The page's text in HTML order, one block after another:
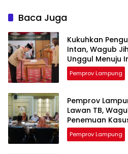
Baca Juga
Kukuhkan
Intan, Wagub
Unggul Menuju
Pemprov Lampung
Pemprov
Lawan TB,
Penemuan
Tuntas
Pemprov Lampung